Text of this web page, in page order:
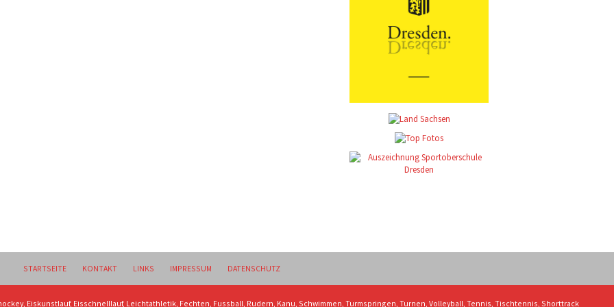
STARTSEITE KONTAKT LINKS IMPRESSUM DATENSCHUTZ
Eiskunstlauf, Eisschnelllauf, Leichtathletik, Fechten, Fussball, Rudern, Kanu, Schwimmen, Turmspringen, Turnen, Volleyball, Tennis, Tischtennis, Shorttrack